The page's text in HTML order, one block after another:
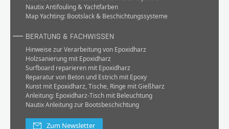
Nautix Antifouling & Yachtfarben
Map Yachting: Bootslack & Beschichtungssysteme
BERATUNG & FACHWISSEN
Hinweise zur Verarbeitung von Epoxidharz
Holzsanierung mit Epoxidharz
Surfboard reparieren mit Epoxidharz
Reparatur von Beton und Estrich mit Epoxy
Kunst mit Epoxidharz, Tische, Ringe mit Gießharz
Anleitung: Epoxidharz-Tisch mit Beleuchtung
Nautix Anleitung zur Bootsbeschichtung
Zum Newsletter